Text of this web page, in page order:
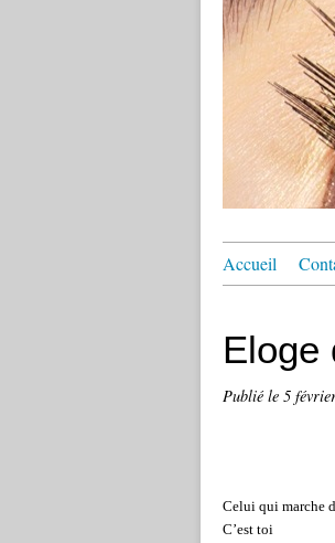
Accueil
Eloge
Publié le 5
Celui qui marche
C’est toi